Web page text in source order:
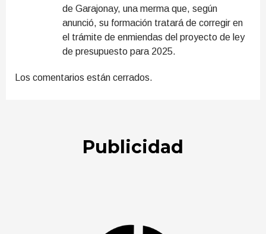
de Garajonay, una merma que, según
anunció, su formación tratará de corregir en
el trámite de enmiendas del proyecto de ley
de presupuesto para 2025.
Los comentarios están cerrados.
Publicidad